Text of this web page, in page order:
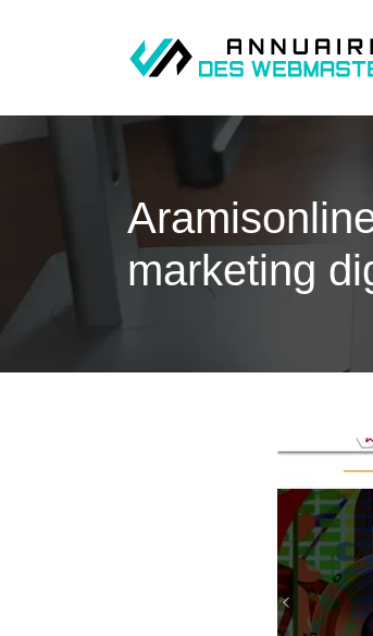
marketing